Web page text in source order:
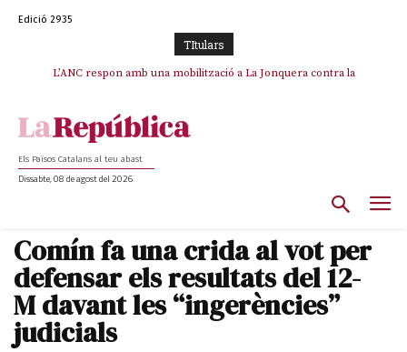
Edició 2935
TItulars
L’ANC respon amb una mobilització a La Jonquera contra la
SOS Costa Brava es planta contra la “nefasta” prolongació de la C-32 i
Els Països Catalans al teu abast
Dissabte, 08 de agost del 2026
Comín fa una crida al vot per
defensar els resultats del 12-
M davant les “ingerències”
judicials